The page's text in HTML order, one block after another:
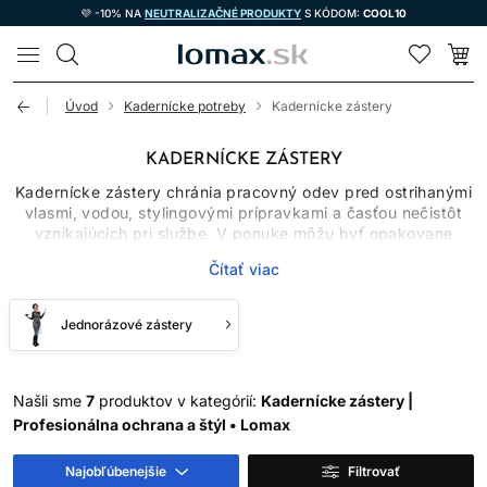
💜 -10% NA NEUTRALIZAČNÉ PRODUKTY S KÓDOM: COOL10
LOMAX
Úvod Kadernícke potreby Kadernícke zástery
KADERNÍCKE ZÁSTERY
Kadernícke zástery chránia pracovný odev pred ostrihanými
vlasmi, vodou, stylingovými prípravkami a časťou nečistôt
vznikajúcich pri službe. V ponuke môžu byť opakovane
materiály s povrchovou úpravou. Žiadna zástera však
neposkytuje absolútnu ochranu proti každej chemikálii;
vyberajte ju podľa konkrétnej činnosti a údajov výrobcu.
ALEBO JEDNORAZOVÁ
ZÁSTERA
Textilná kadernícka zástera je praktická pri bežnom strihaní,
Čítať viac
Jednorázové zástery
Našli sme 7 produktov v kategórií: Kadernícke zástery |
Profesionálna ochrana a štýl • Lomax
Najobľúbenejšie Filtrovať